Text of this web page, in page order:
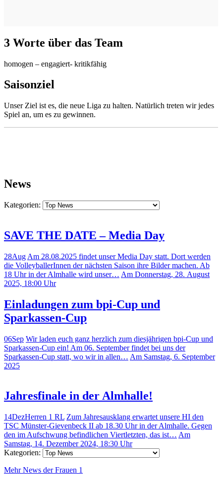
3 Worte über das Team
homogen – engagiert- kritikfähig
Saisonziel
Unser Ziel ist es, die neue Liga zu halten. Natürlich treten wir jedes
Spiel an, um es zu gewinnen.
News
Kategorien:
SAVE THE DATE – Media Day
28Aug Am 28.08.2025 findet unser Media Day statt. Dort werden
die VolleyballerInnen der nächsten Saison ihre Bilder machen. Ab
18 Uhr in der Almhalle wird unser… Am Donnerstag, 28. August
2025, 18:00 Uhr
Einladungen zum bpi-Cup und
Sparkassen-Cup
06Sep Wir laden euch ganz herzlich zum diesjährigen bpi-Cup und
Sparkassen-Cup ein! Am 06. September findet bei uns der
Sparkassen-Cup statt, wo wir in allen… Am Samstag, 6. September
2025
Jahresfinale in der Almhalle!
14DezHerren 1 RL Zum Jahresausklang erwartet unsere HI den
TSC Münster-Gievenbeck II ab 18.30 Uhr in der Almhalle. Gegen
den im Aufschwung befindlichen Viertletzten, das ist… Am
Samstag, 14. Dezember 2024, 18:30 Uhr
Kategorien:
Mehr News der Frauen 1